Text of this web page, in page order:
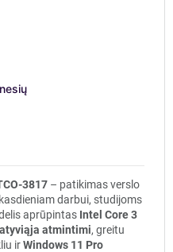
3817 – patikimas verslo
darbui, studijoms
aprūpintas Intel Core 3
atmintimi, greitu
irWindows 11 Pro